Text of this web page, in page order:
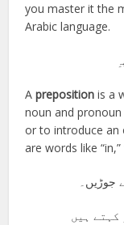
you master it the
Arabic language.
Apreposition is a
noun and
or to introduce an
are words like “in,”
جوڑیں۔
کہتے ہیں